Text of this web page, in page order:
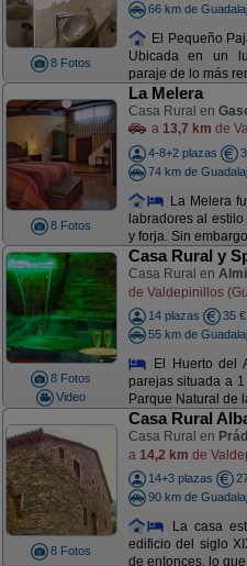
8 Fotos
66 km de
El Pequeño
Ubicada en un
paraje de lo más
8 Fotos
La Melera
Casa Rural en
a 13,7 km de
4-8+2 plazas
74 km de
La Melera
labradores al
y forja. Sin
8 Fotos
Video
Casa Rural y
Casa Rural en
de Valdepinillos
14 plazas
35 €
55 km de
El Huerto del
parejas situada a
Parque Natural de
8 Fotos
Casa Rural
Casa Rural en
a 14,2 km de
14+3 plazas
90 km de
La casa
edificio del siglo
de entonces, lo